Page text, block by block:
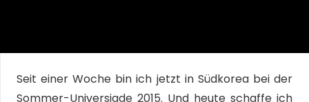
Seit einer Woche bin ich jetzt in Südkorea bei der
Sommer-Universiade 2015. Und heute schaffe ich